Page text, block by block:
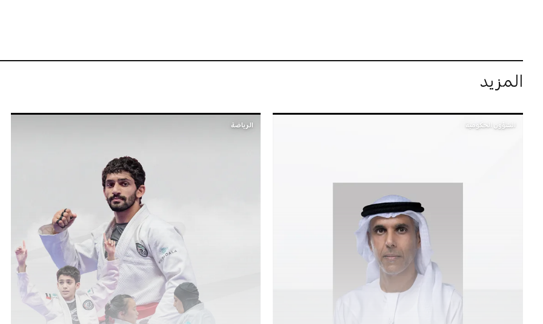
المزيد
الشؤون الحكومية الرياضة